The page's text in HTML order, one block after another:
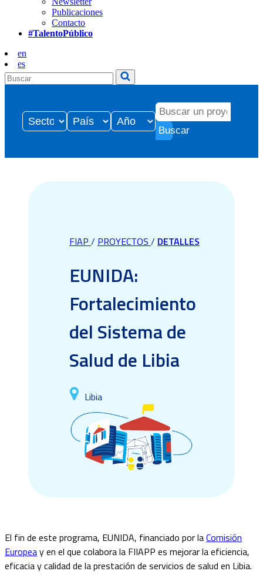
Publicaciones
Contacto
#TalentoPúblico
en
es
Buscar
FIAP / PROYECTOS / DETALLES
EUNIDA:
Fortalecimiento
del Sistema de
Salud de Libia
Libia
El fin de este programa, EUNIDA, financiado por laComisión
Europeay en el que colabora la FIIAPP es mejorar la eficiencia,
eficacia y calidad de la prestación de servicios de salud en Libia.